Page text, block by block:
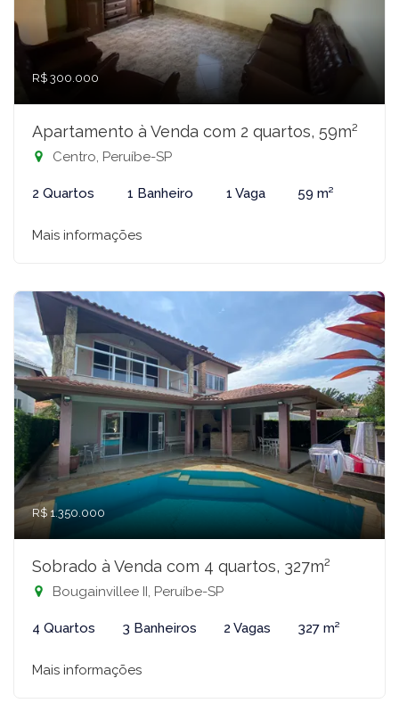
R$ 300.000
Apartamento à Venda com 2 quartos, 59m²
Centro, Peruíbe-SP
2 Quartos 1 Banheiro 1 Vaga 59 m²
Mais informações
R$ 1.350.000
Sobrado à Venda com 4 quartos, 327m²
Bougainvillee II, Peruíbe-SP
4 Quartos 3 Banheiros 2 Vagas 327 m²
Mais informações